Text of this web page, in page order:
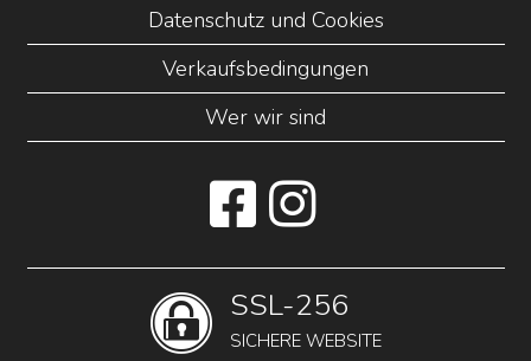
Datenschutz und Cookies
Verkaufsbedingungen
Wer wir sind
SSL-256
SICHERE WEBSITE